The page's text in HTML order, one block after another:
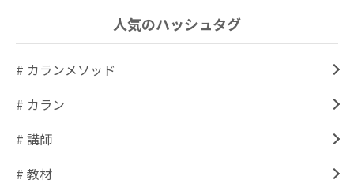
人気のハッシュタグ
# カランメソッド
# カラン
# 講師
# 教材